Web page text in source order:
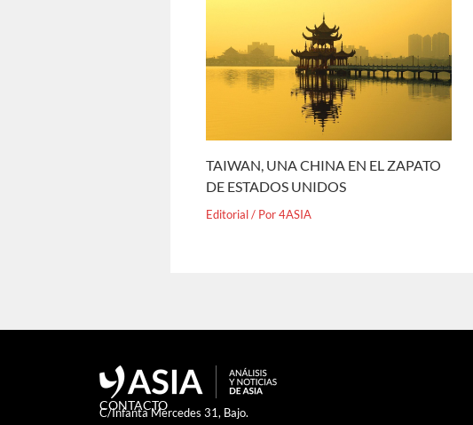
TAIWAN, UNA CHINA EN EL ZAPATO
DE ESTADOS UNIDOS
Editorial/ Por4ASIA
CONTACTO
C/Infanta Mercedes 31, Bajo.